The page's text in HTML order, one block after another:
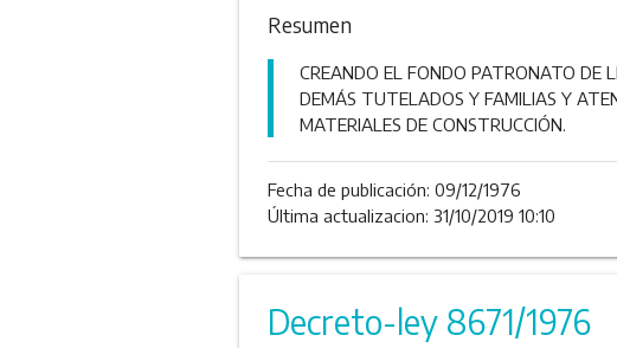
Resumen
CREANDO EL FONDO PATRONATO DE
DEMÁS TUTELADOS Y FAMILIAS Y
MATERIALES DE CONSTRUCCIÓN.
Fecha de publicación: 09/12/1976
Última actualizacion: 31/10/2019 10:10
Decreto-ley 8671/1976